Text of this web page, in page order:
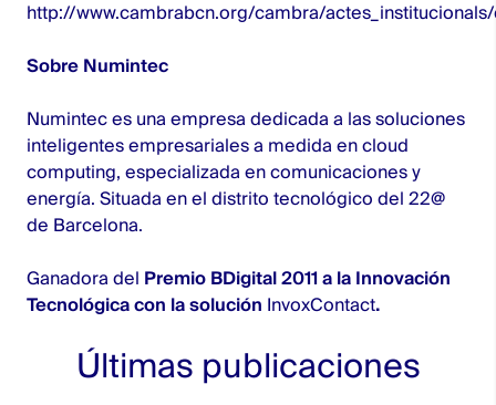
http://www.cambrabcn.org/cambra/
Sobre Numintec
Numintec es una empresa dedicada a las soluciones
inteligentes empresariales a medida en cloud
computing, especializada en comunicaciones y
energía. Situada en el distrito tecnológico del 22@
de Barcelona.
Ganadora del Premio BDigital 2011 a la Innovación
Tecnológica con la solución InvoxContact.
Últimas publicaciones